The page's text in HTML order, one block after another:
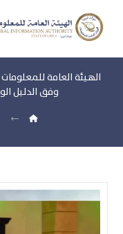
الهيئة العامة
وفق الدليل